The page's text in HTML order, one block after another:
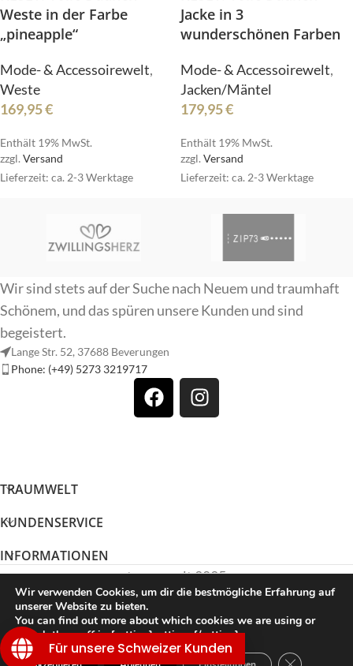
Weste in der Farbe
„pineapple“
Mode- & Accessoirewelt,
Weste
169,95€
Enthält 19% MwSt.
zzgl. Versand
Lieferzeit: ca. 2-3 Werktage
Jacke in 3
wunderschönen Farben
Mode- & Accessoirewelt,
Jacken/Mäntel
179,95€
Enthält 19% MwSt.
zzgl. Versand
Lieferzeit: ca. 2-3 Werktage
Wir sind stets auf der Suche nach Neuem und traumhaft
Schönem, und das spüren unsere Kunden und sind
begeistert.
Lange Str. 52, 37688 Beverungen
Phone: (+49) 5273 3219717
TRAUMWELT
KUNDENSERVICE
INFORMATIONEN
traumwelt 2025
Vertrag widerrufen
Wir verwenden Cookies, um dir die bestmögliche Erfahrung auf
unserer Website zu bieten.
You can find out more about which cookies we are using or
switch them off in {setting]settings{/setting].
GDPR
Für unsere Schweizer Kunden